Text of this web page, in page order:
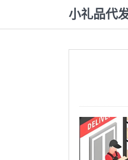
小礼品代